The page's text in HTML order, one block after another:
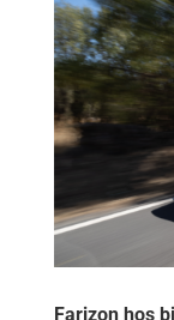
Farizon hos